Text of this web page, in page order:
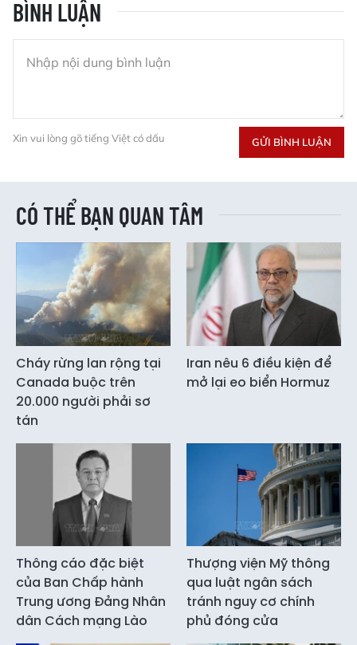
BÌNH LUẬN
Xin vui lòng gõ tiếng Việt có dấu GỬI BÌNH LUẬN
CÓ THỂ BẠN QUAN TÂM
Cháy rừng lan rộng tại
Canada buộc trên
20.000 người phải sơ
tán
Iran nêu 6 điều kiện để
mở lại eo biển Hormuz
Thông cáo đặc biệt
của Ban Chấp hành
Trung ương Đảng Nhân
dân Cách mạng Lào
Thượng viện Mỹ thông
qua luật ngân sách
tránh nguy cơ chính
phủ đóng cửa